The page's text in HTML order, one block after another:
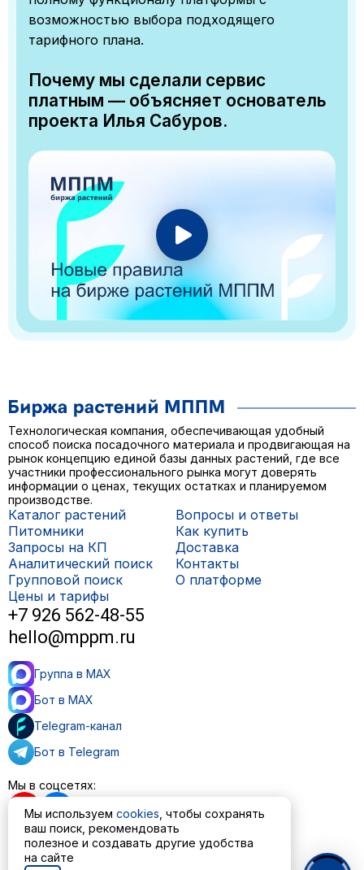
возможностью выбора подходящего
тарифного плана.
Почему мы сделали сервис
платным — объясняет основатель
проекта Илья Сабуров.
Технологическая компания, обеспечивающая удобный
способ поиска посадочного материала и продвигающая на
рынок концепцию единой базы данных растений, где все
участники профессионального рынка могут доверять
информации о ценах, текущих остатках и планируемом
производстве.
Каталог растений
Питомники
Запросы на КП
Аналитический поиск
Групповой поиск
Цены и тарифы
Вопросы и ответы
Как купить
Доставка
Контакты
О платформе
+7 926 562-48-55
hello@mppm.ru
Группа в MAX
Бот в MAX
Telegram-канал
Бот в Telegram
Мы в соцсетях:
Пользовательское соглашение
Мы используем cookies , чтобы сохранять
ваш поиск, рекомендовать
полезное и создавать другие удобства
на сайте